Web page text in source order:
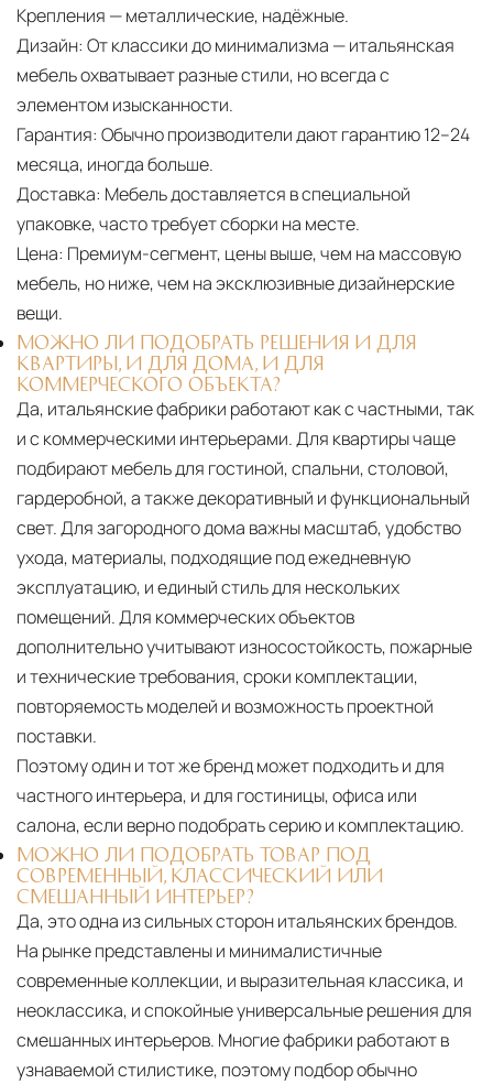
Крепления — металлические, надёжные.
Дизайн: От классики до минимализма — итальянская
мебель охватывает разные стили, но всегда с
элементом изысканности.
Гарантия: Обычно производители дают гарантию 12–24
месяца, иногда больше.
Доставка: Мебель доставляется в специальной
упаковке, часто требует сборки на месте.
Цена: Премиум-сегмент, цены выше, чем на массовую
мебель, но ниже, чем на эксклюзивные дизайнерские
вещи.
МОЖНО ЛИ ПОДОБРАТЬ РЕШЕНИЯ И ДЛЯ
КВАРТИРЫ, И ДЛЯ ДОМА, И ДЛЯ
КОММЕРЧЕСКОГО ОБЪЕКТА?
Да, итальянские фабрики работают как с частными, так
и с коммерческими интерьерами. Для квартиры чаще
подбирают мебель для гостиной, спальни, столовой,
гардеробной, а также декоративный и функциональный
свет. Для загородного дома важны масштаб, удобство
ухода, материалы, подходящие под ежедневную
эксплуатацию, и единый стиль для нескольких
помещений. Для коммерческих объектов
дополнительно учитывают износостойкость, пожарные
и технические требования, сроки комплектации,
повторяемость моделей и возможность проектной
поставки.
Поэтому один и тот же бренд может подходить и для
частного интерьера, и для гостиницы, офиса или
салона, если верно подобрать серию и комплектацию.
МОЖНО ЛИ ПОДОБРАТЬ ТОВАР ПОД
СОВРЕМЕННЫЙ, КЛАССИЧЕСКИЙ ИЛИ
СМЕШАННЫЙ ИНТЕРЬЕР?
Да, это одна из сильных сторон итальянских брендов.
На рынке представлены и минималистичные
современные коллекции, и выразительная классика, и
неоклассика, и спокойные универсальные решения для
смешанных интерьеров. Многие фабрики работают в
узнаваемой стилистике, поэтому подбор обычно